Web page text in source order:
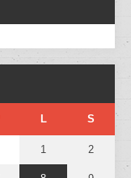
L S
1 2